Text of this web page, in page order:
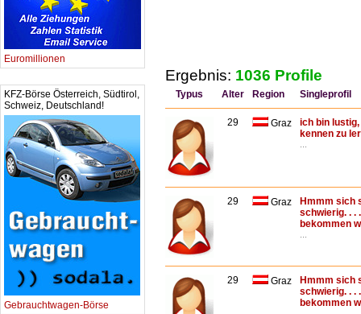
Euromillionen
KFZ-Börse Österreich, Südtirol,
Schweiz, Deutschland!
Gebrauchtwagen-Börse
Ergebnis: 1036 Profile
Typus Alter Region Singleprofil
29 Graz
ich bin
kennen zu
29 Graz
Hmmm sich
schwierig. . .
bekommen
29 Graz
Hmmm sich
schwierig. . .
bekommen